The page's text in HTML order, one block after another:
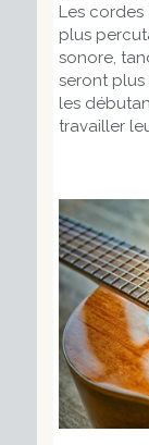
Les cordes
plus
sonore,
seront plus
les
travailler